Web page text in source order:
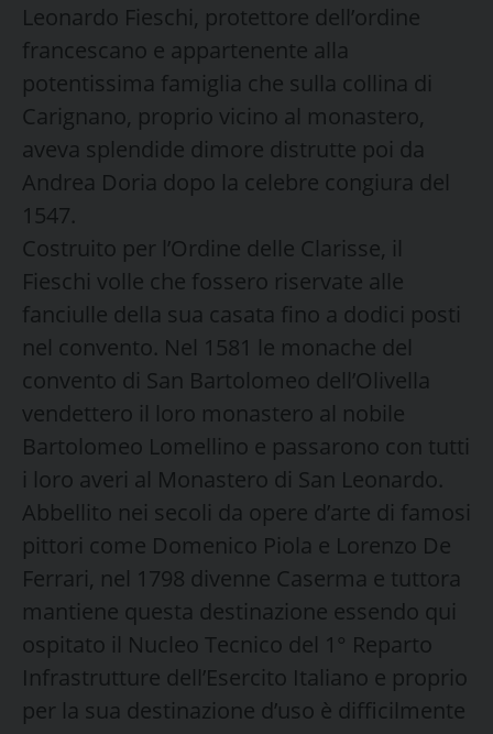
Leonardo Fieschi, protettore dell’ordine
francescano e appartenente alla
potentissima famiglia che sulla collina di
Carignano, proprio vicino al monastero,
aveva splendide dimore distrutte poi da
Andrea Doria dopo la celebre congiura del
1547.
Costruito per l’Ordine delle Clarisse, il
Fieschi volle che fossero riservate alle
fanciulle della sua casata fino a dodici posti
nel convento. Nel 1581 le monache del
convento di San Bartolomeo dell’Olivella
vendettero il loro monastero al nobile
Bartolomeo Lomellino e passarono con tutti
i loro averi al Monastero di San Leonardo.
Abbellito nei secoli da opere d’arte di famosi
pittori come Domenico Piola e Lorenzo De
Ferrari, nel 1798 divenne Caserma e tuttora
mantiene questa destinazione essendo qui
ospitato il Nucleo Tecnico del 1° Reparto
Infrastrutture dell’Esercito Italiano e proprio
per la sua destinazione d’uso è difficilmente